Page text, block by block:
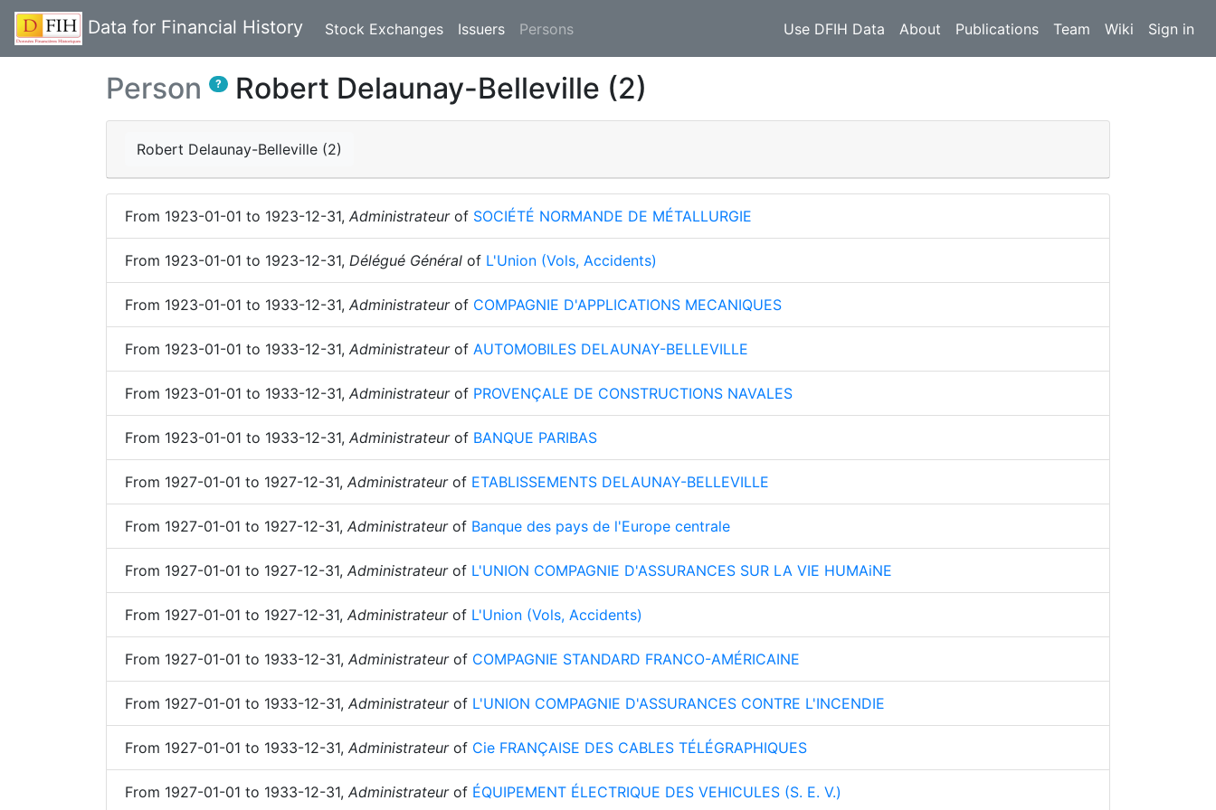
Data for Financial History Stock Exchanges Issuers Persons(current) Use DFIH Data About Publications Team Wiki Sign in
Person ? Robert Delaunay-Belleville (2)
Robert Delaunay-Belleville (2)
From 1923-01-01 to 1923-12-31, Administrateurof SOCIÉTÉ NORMANDE DE MÉTALLURGIE
From 1923-01-01 to 1923-12-31, Délégué Général of L'Union (Vols, Accidents)
From 1923-01-01 to 1933-12-31, Administrateurof COMPAGNIE D'APPLICATIONS MECANIQUES
From 1923-01-01 to 1933-12-31, Administrateurof AUTOMOBILES DELAUNAY-BELLEVILLE
From 1923-01-01 to 1933-12-31, Administrateurof PROVENÇALE DE CONSTRUCTIONS NAVALES
From 1923-01-01 to 1933-12-31, Administrateurof BANQUE PARIBAS
From 1927-01-01 to 1927-12-31, Administrateurof ETABLISSEMENTS DELAUNAY-BELLEVILLE
From 1927-01-01 to 1927-12-31, Administrateurof Banque des pays de l'Europe centrale
From 1927-01-01 to 1927-12-31, Administrateurof L'UNION COMPAGNIE D'ASSURANCES SUR LA VIE HUMAiNE
From 1927-01-01 to 1927-12-31, Administrateurof L'Union (Vols, Accidents)
From 1927-01-01 to 1933-12-31, Administrateurof COMPAGNIE STANDARD FRANCO-AMÉRICAINE
From 1927-01-01 to 1933-12-31, Administrateurof L'UNION COMPAGNIE D'ASSURANCES CONTRE L'INCENDIE
From 1927-01-01 to 1933-12-31, Administrateurof Cie FRANÇAISE DES CABLES TÉLÉGRAPHIQUES
From 1927-01-01 to 1933-12-31, Administrateurof ÉQUIPEMENT ÉLECTRIQUE DES VEHICULES (S. E. V.)